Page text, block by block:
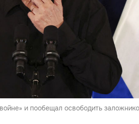
и пообещал освободить